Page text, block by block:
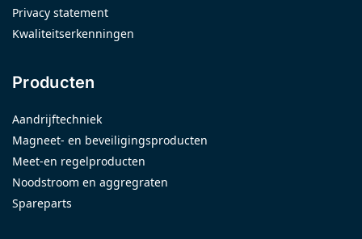
Privacy statement
Kwaliteitserkenningen
Producten
Aandrijftechniek
Magneet- en beveiligingsproducten
Meet-en regelproducten
Noodstroom en aggregraten
Spareparts